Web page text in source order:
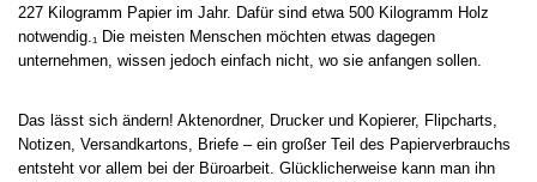
227 Kilogramm Papier im Jahr. Dafür sind etwa 500 Kilogramm Holz
notwendig.₁ Die meisten Menschen möchten etwas dagegen
unternehmen, wissen jedoch einfach nicht, wo sie anfangen sollen.
Das lässt sich ändern! Aktenordner, Drucker und Kopierer, Flipcharts,
Notizen, Versandkartons, Briefe – ein großer Teil des Papierverbrauchs
entsteht vor allem bei der Büroarbeit. Glücklicherweise kann man ihn